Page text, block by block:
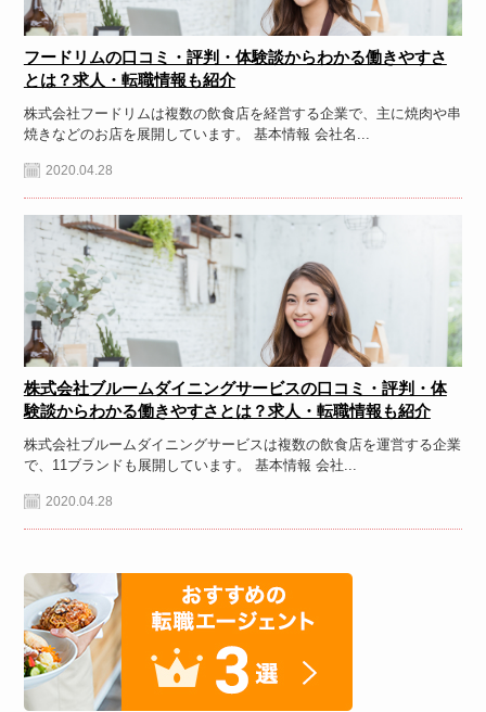
フードリムの口コミ・評判・体験談からわかる働きやすさ
とは？求人・転職情報も紹介
株式会社フードリムは複数の飲食店を経営する企業で、主に焼肉や串
焼きなどのお店を展開しています。 基本情報 会社名...
2020.04.28
株式会社ブルームダイニングサービスの口コミ・評判・体
験談からわかる働きやすさとは？求人・転職情報も紹介
株式会社ブルームダイニングサービスは複数の飲食店を運営する企業
で、11ブランドも展開しています。 基本情報 会社...
2020.04.28